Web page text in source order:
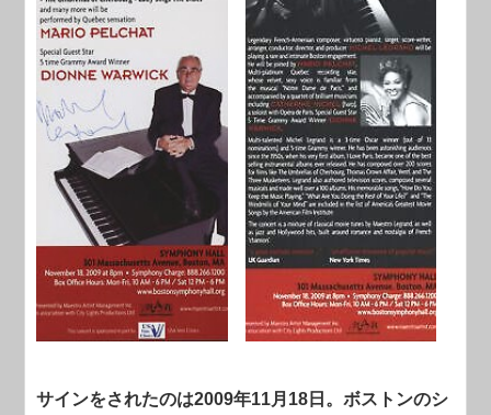
サインをされたのは2009年11月18日。ボストンのシ